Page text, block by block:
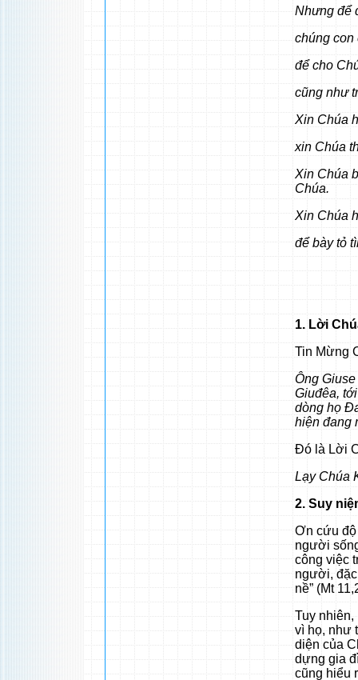
Nhưng để
chúng con
để cho
cũng như
Xin Chúa
xin Chúa
Xin Chúa
Chúa.
Xin Chúa
để bày tỏ
1. Lời
Tin Mừng
Ông
Giuđêa,
dòng họ
hiện đang
Đó là Lời
Lạy Chúa
2. Suy
Ơn cứu
người
công việc
người,
nề” (Mt
Tuy
vì họ, như
diện của
dựng gia
cũng hiểu